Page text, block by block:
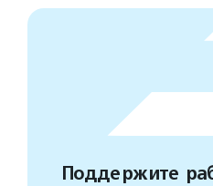
Поддержите